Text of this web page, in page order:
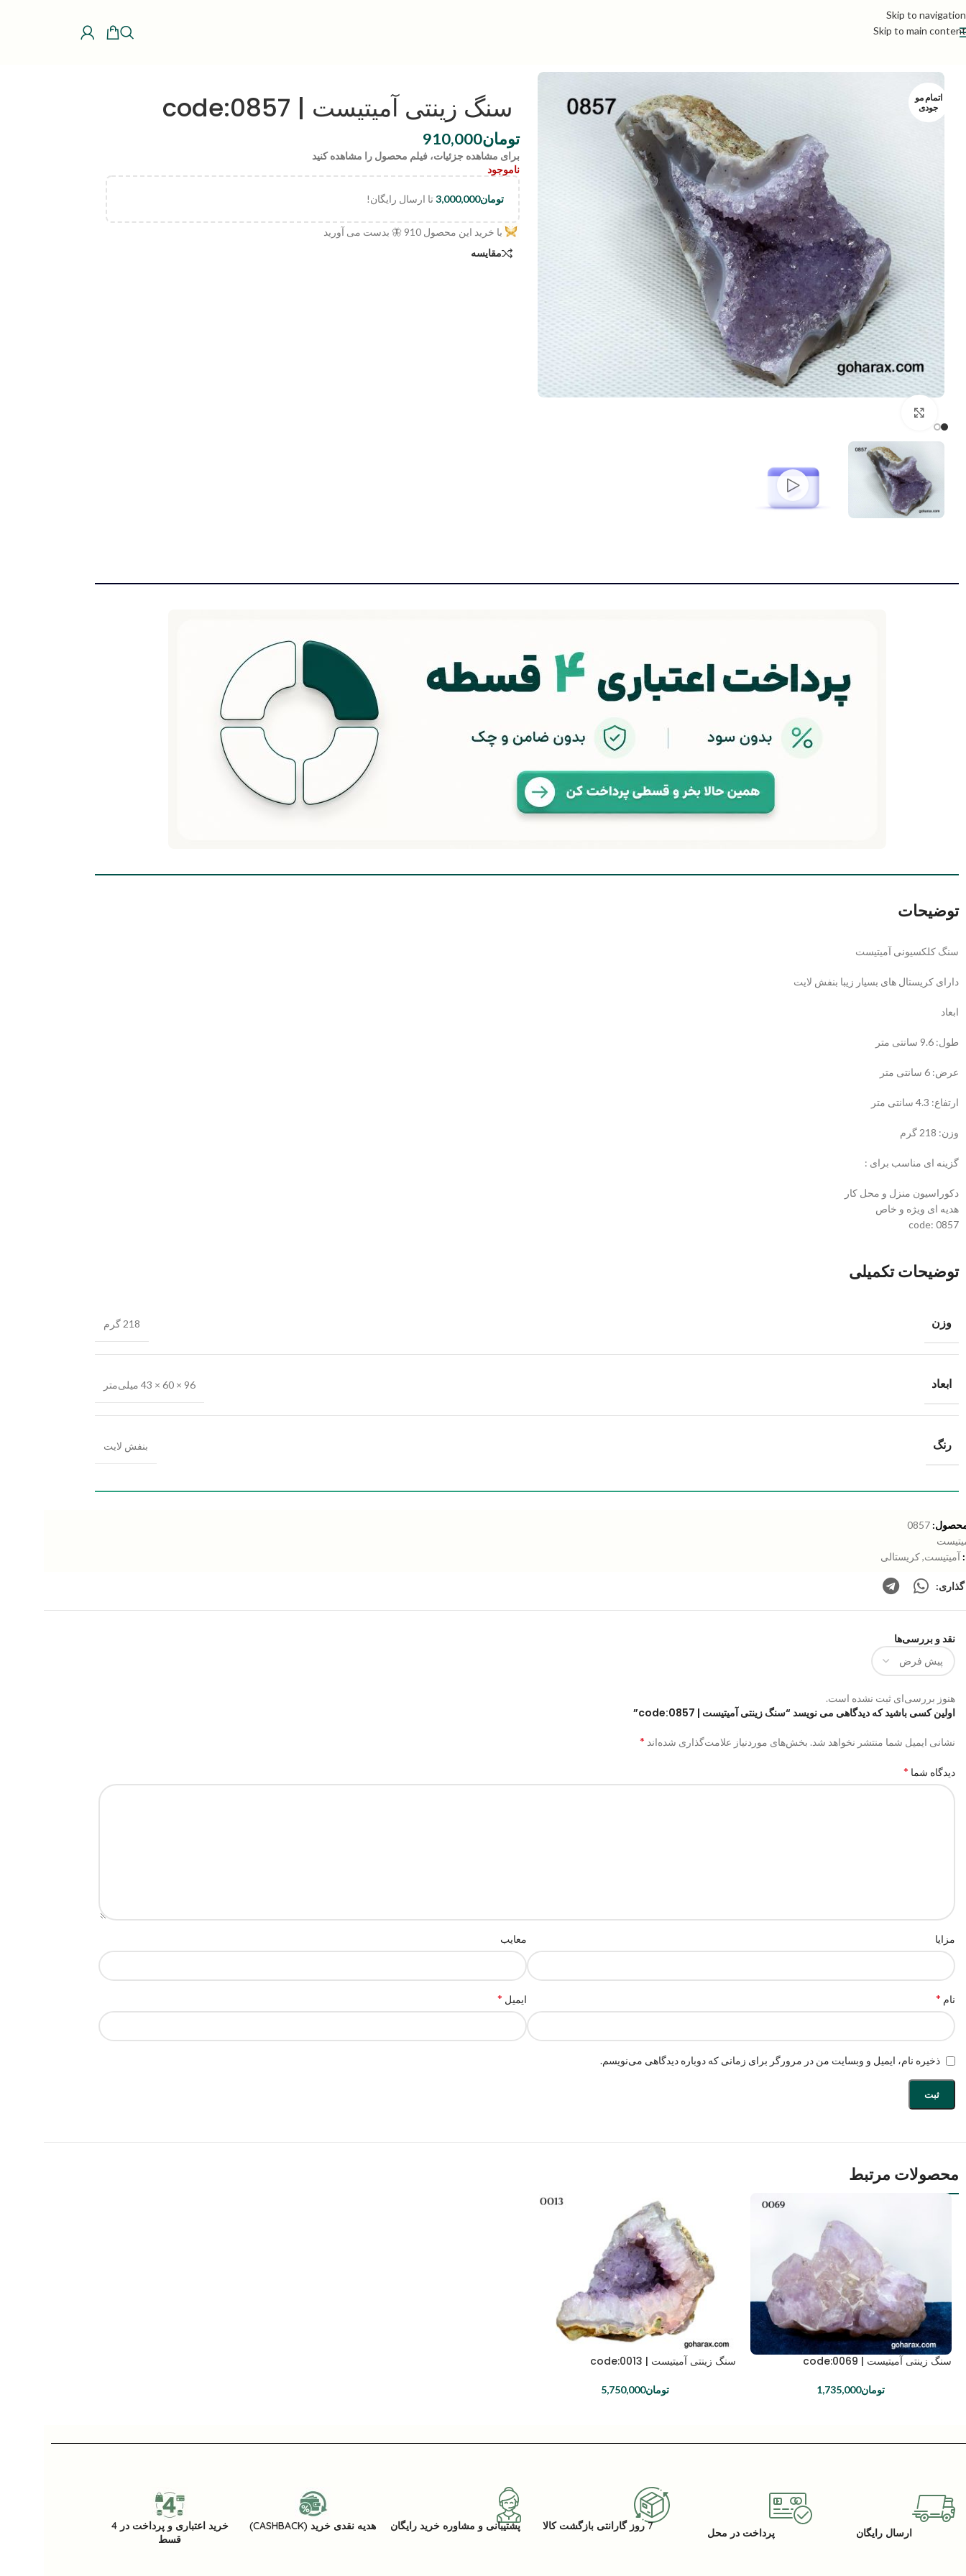
Skip to navigation
Skip to main content
اتمام مو
جودی
سنگ زینتی آمیتیست | code:0857
تومان910,000
برای مشاهده جزئیات، فیلم محصول را مشاهده کنید
ناموجود
تومان3,000,000تا ارسال رایگان!
با خرید این محصول 910 🦋 بدست می آورید
مقایسه
توضیحات
سنگ کلکسیونی آمیتیست
دارای کریستال های بسیار زیبا بنفش لایت
ابعاد
طول: 9.6 سانتی متر
عرض: 6 سانتی متر
ارتفاع: 4.3 سانتی متر
وزن: 218 گرم
گزینه ای مناسب برای :
دکوراسیون منزل و محل کار
هدیه ای ویژه و خاص
code: 0857
توضیحات تکمیلی
وزن 218 گرم
ابعاد 96 × 60 × 43 میلی‌متر
رنگ بنفش لایت
0857
آمیتیست,کریستالی
نقد و بررسی‌ها
هنوز بررسی‌ای ثبت نشده است.
اولین کسی باشید که دیدگاهی می نویسد “سنگ زینتی آمیتیست | code:0857”
نشانی ایمیل شما منتشر نخواهد شد. بخش‌های موردنیاز علامت‌گذاری شده‌اند *
دیدگاه شما *
مزایا معایب
نام * ایمیل *
ذخیره نام، ایمیل و وبسایت من در مرورگر برای زمانی که دوباره دیدگاهی می‌نویسم.
محصولات مرتبط
سنگ زینتی آمیتیست | code:0069
تومان1,735,000
سنگ زینتی آمیتیست | code:0013
تومان5,750,000
ارسال رایگان پرداخت در محل
7 روز گارانتی بازگشت کالا پشتیبانی و مشاوره خرید رایگان هدیه نقدی خرید (CASHBACK)
خرید اعتباری و پرداخت در 4
قسط